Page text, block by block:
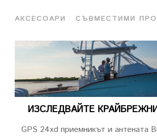
АКСЕСОАРИ СЪВМЕСТИМИ
ИЗСЛЕДВАЙТЕ
GPS 24xd приемникът и антената